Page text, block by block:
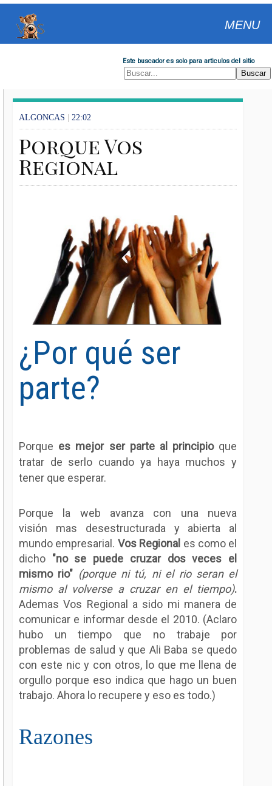
MENU
Este buscador es solo para articulos del sitio
ALGONCAS | 22:02
Porque Vos
Regional
¿Por qué ser
parte?
Porque es mejor ser parte al principioque
tratar de serlo cuando ya haya muchos y
tener que esperar.
Porque la web avanza con una nueva
visión mas desestructurada y abierta al
mundo empresarial. Vos Regional es como el
dicho "no se puede cruzar dos veces el
mismo rio" (porque ni tú, ni el rio seran el
mismo al volverse a cruzar en el tiempo).
Ademas Vos Regional a sido mi manera de
comunicar e informar desde el 2010. (Aclaro
hubo un tiempo que no trabaje por
problemas de salud y que Ali Baba se quedo
con este nic y con otros, lo que me llena de
orgullo porque eso indica que hago un buen
trabajo. Ahora lo recupere y eso es todo.)
Razones